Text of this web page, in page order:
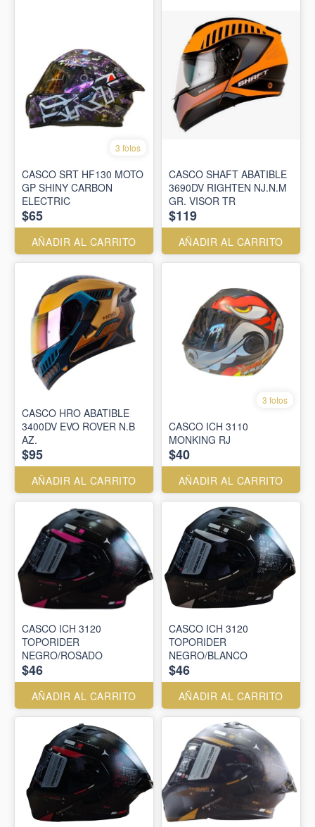
3 fotos
CASCO SRT HF130 MOTO
GP SHINY CARBON
ELECTRIC
$65
AÑADIR AL CARRITO
CASCO SHAFT ABATIBLE
3690DV RIGHTEN NJ.N.M
GR. VISOR TR
$119
AÑADIR AL CARRITO
CASCO HRO ABATIBLE
3400DV EVO ROVER N.B
AZ.
$95
AÑADIR AL CARRITO
3 fotos
CASCO ICH 3110
MONKING RJ
$40
AÑADIR AL CARRITO
CASCO ICH 3120
TOPORIDER
NEGRO/ROSADO
$46
AÑADIR AL CARRITO
CASCO ICH 3120
TOPORIDER
NEGRO/BLANCO
$46
AÑADIR AL CARRITO